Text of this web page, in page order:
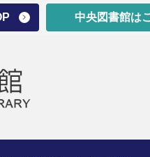
中央図書館は